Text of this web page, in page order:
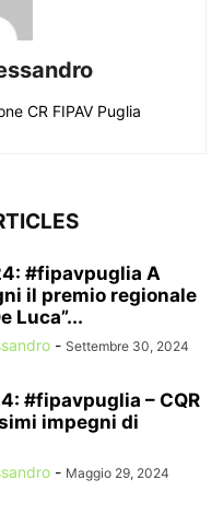
CR FIPAV Puglia
#fipavpuglia A
il premio regionale
Luca”...
- Settembre 30, 2024
#fipavpuglia – CQR
impegni di
- Maggio 29, 2024